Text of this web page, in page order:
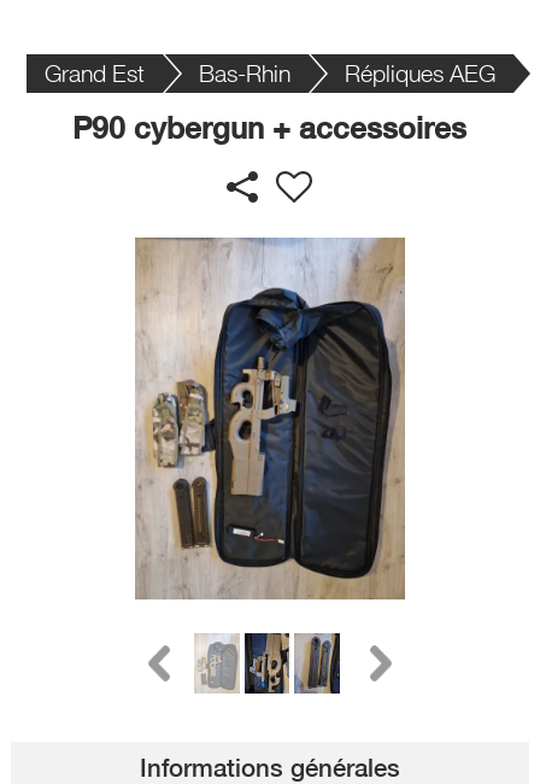
Grand Est Bas-Rhin Répliques AEG
P90 cybergun + accessoires
Informations générales